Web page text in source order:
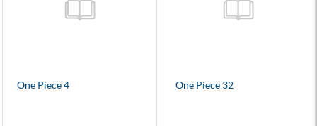
One Piece 4 One Piece 32